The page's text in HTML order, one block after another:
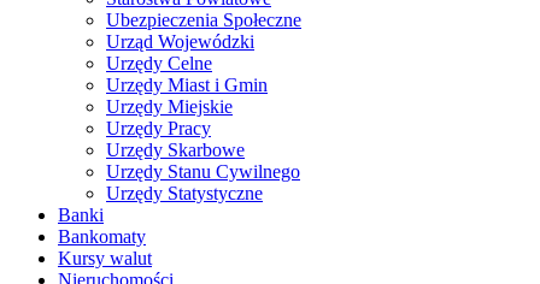
Ubezpieczenia Społeczne
Urząd Wojewódzki
Urzędy Celne
Urzędy Miast i Gmin
Urzędy Miejskie
Urzędy Pracy
Urzędy Skarbowe
Urzędy Stanu Cywilnego
Urzędy Statystyczne
Banki
Bankomaty
Kursy walut
Nieruchomości